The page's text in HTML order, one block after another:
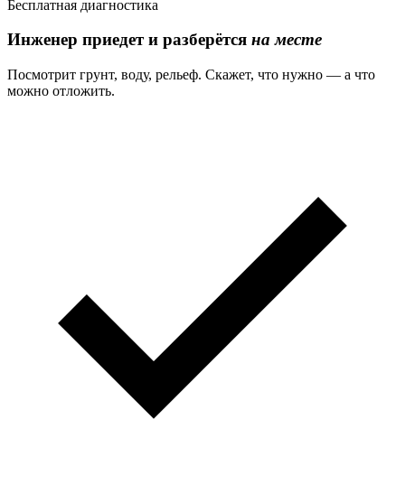
Бесплатная диагностика
Инженер приедет и разберётся на месте
Посмотрит грунт, воду, рельеф. Скажет, что нужно — а что
можно отложить.